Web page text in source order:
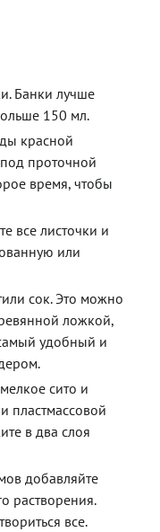
Банки лучше
150 мл.
красной
проточной
время, чтобы
все листочки и
или
сок. Это можно
ложкой,
удобный и
сито и
пластмассовой
в два слоя
добавляйте
растворения.
все.